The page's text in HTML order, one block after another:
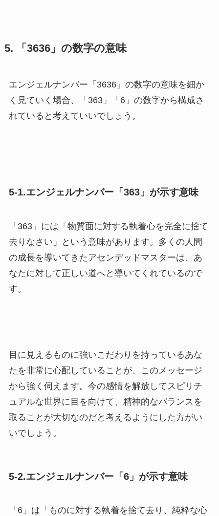
5. 「3636」の数字の意味
エンジェルナンバー「3636」の数字の意味を細か
く見ていく場合、「363」「6」の数字から構成さ
れていると考えていいでしょう。
5-1.エンジェルナンバー「363」が示す意味
「363」には「物質面に対する執着心を完全に捨て
去りなさい」という意味があります。多くの人間
の成長を導いてきたアセンデッドマスターは、あ
なたに対して正しい道へと導いてくれているので
す。
目に見えるものに強いこだわりを持っているあな
たを非常に心配していることが、このメッセージ
から強く伺えます。今の感情を解放してスピリチ
ュアルな世界に目を向けて、精神的なバランスを
取ることが大切なのだと考えるようにした方がい
いでしょう。
5-2.エンジェルナンバー「6」が示す意味
「6」は「ものに対する執着を捨て去り、純粋な心